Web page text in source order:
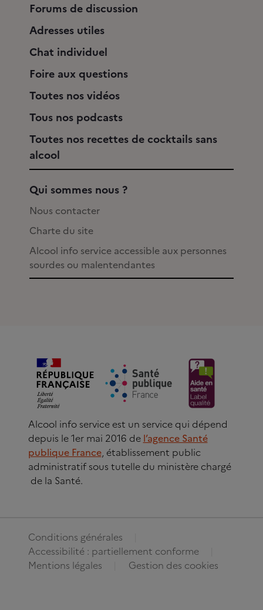
Forums de discussion
Adresses utiles
Chat individuel
Foire aux questions
Toutes nos vidéos
Tous nos podcasts
Toutes nos recettes de cocktails sans
alcool
Qui sommes nous ?
Nous contacter
Charte du site
Alcool info service accessible aux personnes
sourdes ou malentendantes
Alcool info service est un service qui dépend
depuis le 1er mai 2016 de l’agence Santé
publique France, établissement public
administratif sous tutelle du ministère chargé
de la Santé.
Conditions générales
Accessibilité : partiellement conforme
Mentions légales
Gestion des cookies